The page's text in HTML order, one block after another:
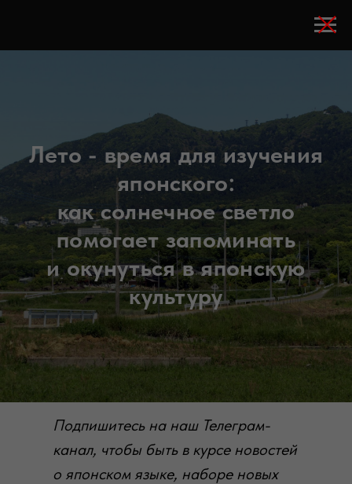
Лето - время для изучения
японского:
как солнечное светло
помогает запоминать
и окунуться в японскую
культуру
Подпишитесь на наш Телеграм-
канал, чтобы быть в курсе новостей
о японском языке, наборе новых